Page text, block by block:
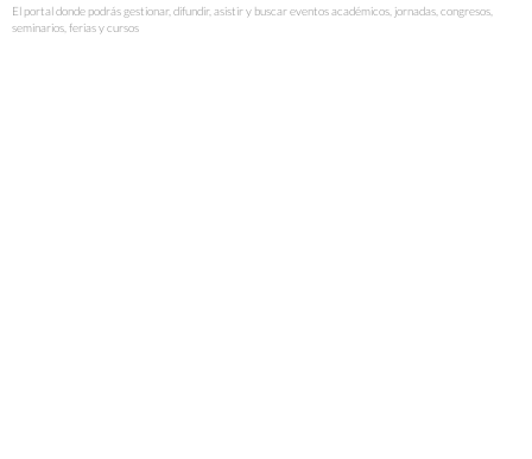
El portal donde podrás gestionar, difundir, asistir y buscar eventos académicos, jornadas, congresos,
seminarios, ferias y cursos